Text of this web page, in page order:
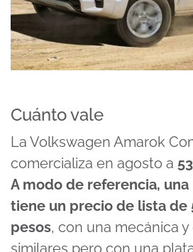
Cuánto vale
La Volkswagen Amarok
comercializa en agosto a
A modo de referencia, una
tiene un precio de lista de
pesos, con una mecánica
similares pero con una